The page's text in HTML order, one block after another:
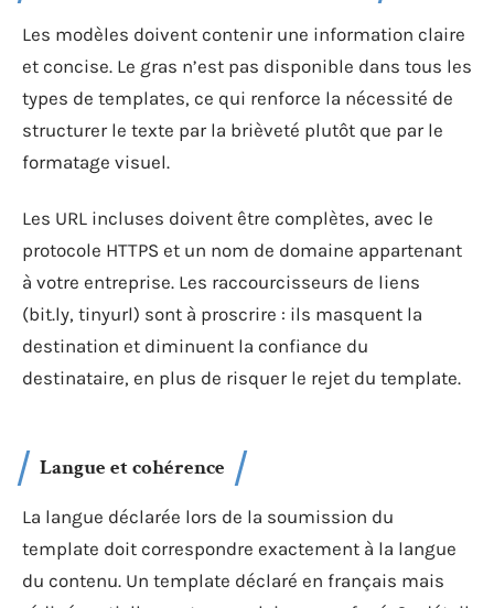
Les modèles doivent contenir une information claire
et concise. Le gras n’est pas disponible dans tous les
types de templates, ce qui renforce la nécessité de
structurer le texte par la brièveté plutôt que par le
formatage visuel.
Les URL incluses doivent être complètes, avec le
protocole HTTPS et un nom de domaine appartenant
à votre entreprise. Les raccourcisseurs de liens
(bit.ly, tinyurl) sont à proscrire : ils masquent la
destination et diminuent la confiance du
destinataire, en plus de risquer le rejet du template.
Langue et cohérence
La langue déclarée lors de la soumission du
template doit correspondre exactement à la langue
du contenu. Un template déclaré en français mais